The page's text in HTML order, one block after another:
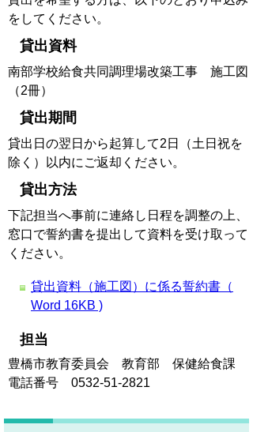
をしてください。
貸出資料
南部学校給食共同調理場改築工事 施工図
（2冊）
貸出期間
貸出日の翌日から起算して2日（土日祝を
除く）以内にご返却ください。
貸出方法
下記担当へ事前に連絡し日程を調整の上、
窓口で誓約書を提出して資料を受け取って
ください。
貸出資料（施工図）に係る誓約書（
Word 16KB )
担当
豊橋市教育委員会 教育部 保健給食課
電話番号 0532-51-2821